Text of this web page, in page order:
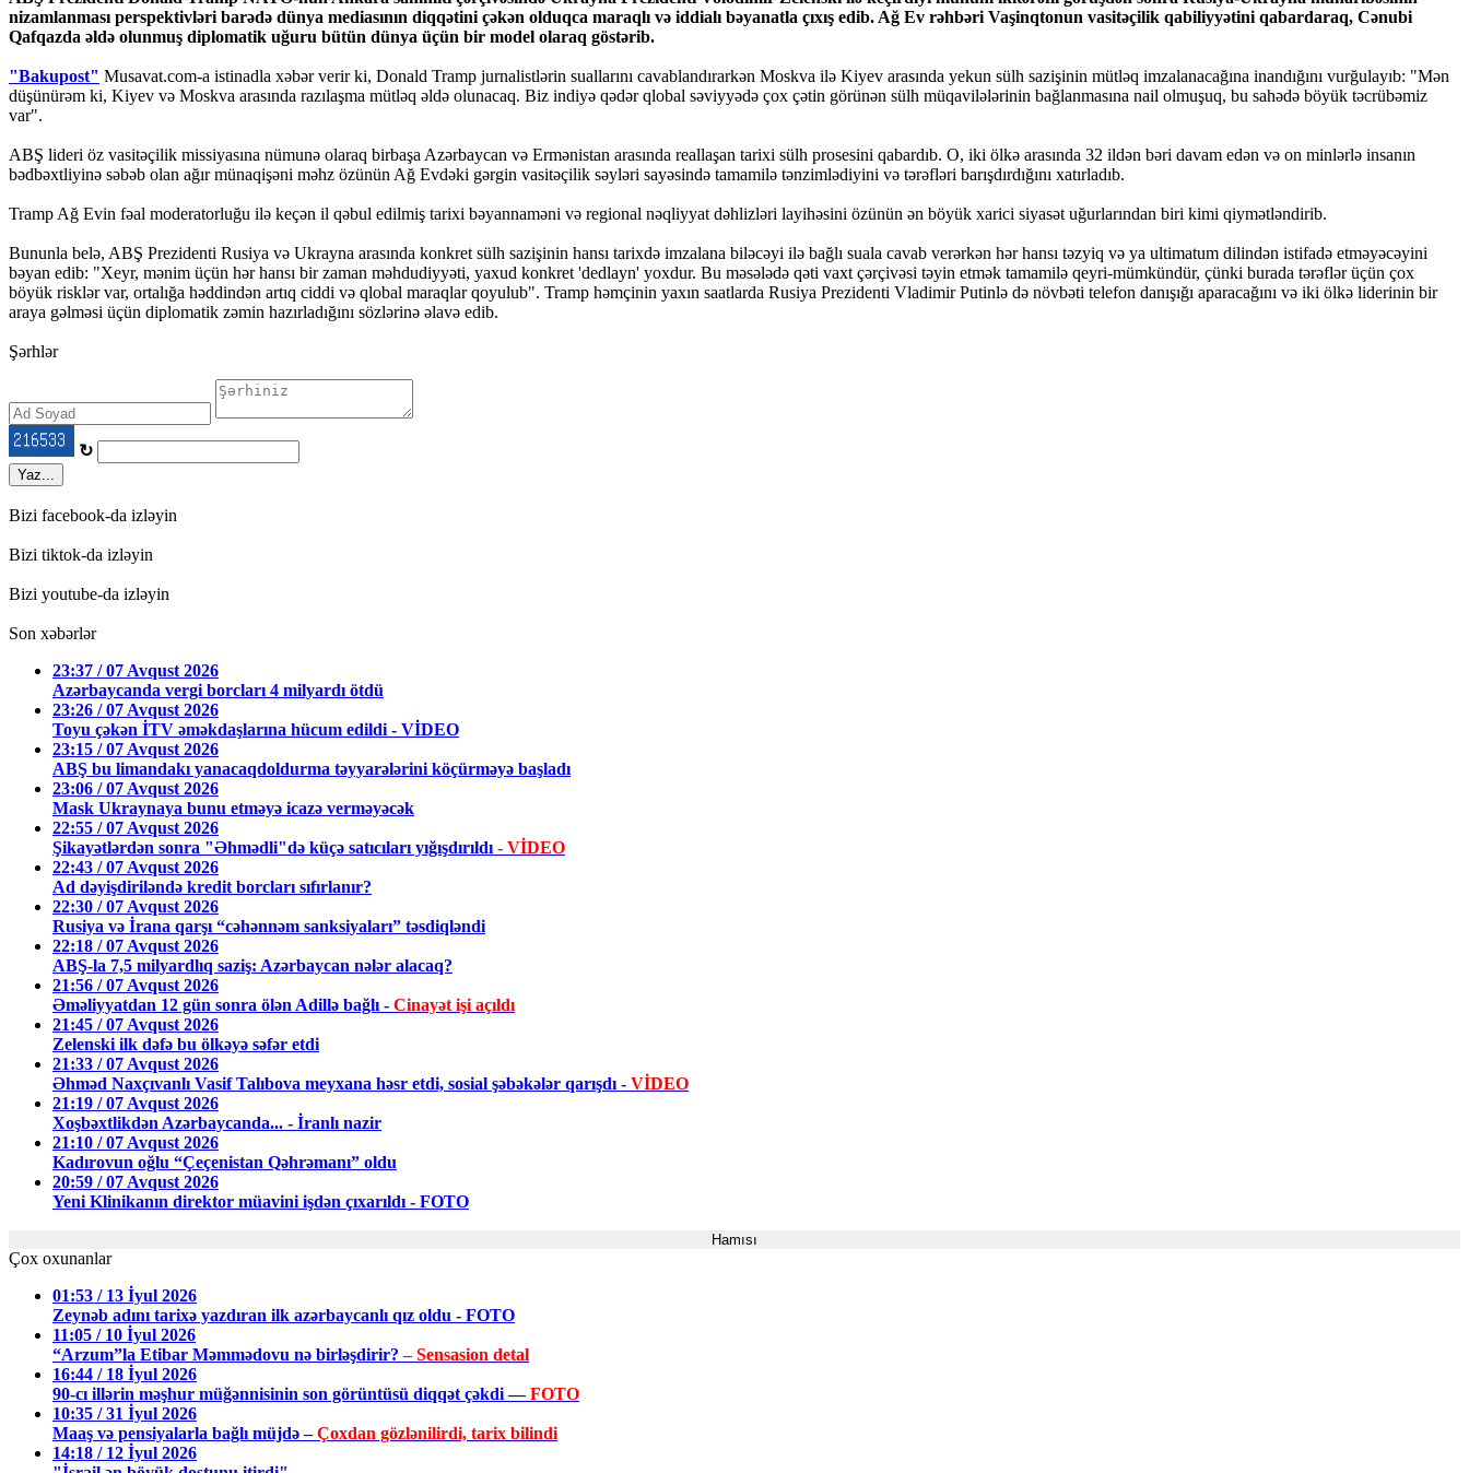
nizamlanması perspektivləri barədə dünya mediasının diqqətini çəkən olduqca maraqlı və iddialı bəyanatla çıxış edib. Ağ Ev rəhbəri Vaşinqtonun vasitəçilik qabiliyyətini qabardaraq, Cənubi
Qafqazda əldə olunmuş diplomatik uğuru bütün dünya üçün bir model olaraq göstərib.
"Bakupost" Musavat.com-a istinadla xəbər verir ki, Donald Tramp jurnalistlərin suallarını cavablandırarkən Moskva ilə Kiyev arasında yekun sülh sazişinin mütləq imzalanacağına inandığını vurğulayıb: "Mən
düşünürəm ki, Kiyev və Moskva arasında razılaşma mütləq əldə olunacaq. Biz indiyə qədər qlobal səviyyədə çox çətin görünən sülh müqavilələrinin bağlanmasına nail olmuşuq, bu sahədə böyük təcrübəmiz
var".
ABŞ lideri öz vasitəçilik missiyasına nümunə olaraq birbaşa Azərbaycan və Ermənistan arasında reallaşan tarixi sülh prosesini qabardıb. O, iki ölkə arasında 32 ildən bəri davam edən və on minlərlə insanın
bədbəxtliyinə səbəb olan ağır münaqişəni məhz özünün Ağ Evdəki gərgin vasitəçilik səyləri sayəsində tamamilə tənzimlədiyini və tərəfləri barışdırdığını xatırladıb.
Tramp Ağ Evin fəal moderatorluğu ilə keçən il qəbul edilmiş tarixi bəyannaməni və regional nəqliyyat dəhlizləri layihəsini özünün ən böyük xarici siyasət uğurlarından biri kimi qiymətləndirib.
Bununla belə, ABŞ Prezidenti Rusiya və Ukrayna arasında konkret sülh sazişinin hansı tarixdə imzalana biləcəyi ilə bağlı suala cavab verərkən hər hansı təzyiq və ya ultimatum dilindən istifadə etməyəcəyini
bəyan edib: "Xeyr, mənim üçün hər hansı bir zaman məhdudiyyəti, yaxud konkret 'dedlayn' yoxdur. Bu məsələdə qəti vaxt çərçivəsi təyin etmək tamamilə qeyri-mümkündür, çünki burada tərəflər üçün çox
böyük risklər var, ortalığa həddindən artıq ciddi və qlobal maraqlar qoyulub". Tramp həmçinin yaxın saatlarda Rusiya Prezidenti Vladimir Putinlə də növbəti telefon danışığı aparacağını və iki ölkə liderinin bir
araya gəlməsi üçün diplomatik zəmin hazırladığını sözlərinə əlavə edib.
Şərhlər
↻
Yaz...
Bizi facebook-da izləyin
Bizi tiktok-da izləyin
Bizi youtube-da izləyin
Son xəbərlər
23:37 / 07 Avqust 2026
Azərbaycanda vergi borcları 4 milyardı ötdü
23:26 / 07 Avqust 2026
Toyu çəkən İTV əməkdaşlarına hücum edildi - VİDEO
23:15 / 07 Avqust 2026
ABŞ bu limandakı yanacaqdoldurma təyyarələrini köçürməyə başladı
23:06 / 07 Avqust 2026
Mask Ukraynaya bunu etməyə icazə verməyəcək
22:55 / 07 Avqust 2026
Şikayətlərdən sonra "Əhmədli"də küçə satıcıları yığışdırıldı - VİDEO
22:43 / 07 Avqust 2026
Ad dəyişdiriləndə kredit borcları sıfırlanır?
22:30 / 07 Avqust 2026
Rusiya və İrana qarşı “cəhənnəm sanksiyaları” təsdiqləndi
22:18 / 07 Avqust 2026
ABŞ-la 7,5 milyardlıq saziş: Azərbaycan nələr alacaq?
21:56 / 07 Avqust 2026
Əməliyyatdan 12 gün sonra ölən Adillə bağlı - Cinayət işi açıldı
21:45 / 07 Avqust 2026
Zelenski ilk dəfə bu ölkəyə səfər etdi
21:33 / 07 Avqust 2026
Əhməd Naxçıvanlı Vasif Talıbova meyxana həsr etdi, sosial şəbəkələr qarışdı - VİDEO
21:19 / 07 Avqust 2026
Xoşbəxtlikdən Azərbaycanda... - İranlı nazir
21:10 / 07 Avqust 2026
Kadırovun oğlu “Çeçenistan Qəhrəmanı” oldu
20:59 / 07 Avqust 2026
Yeni Klinikanın direktor müavini işdən çıxarıldı - FOTO
Hamısı
Çox oxunanlar
01:53 / 13 İyul 2026
Zeynəb adını tarixə yazdıran ilk azərbaycanlı qız oldu - FOTO
11:05 / 10 İyul 2026
“Arzum”la Etibar Məmmədovu nə birləşdirir?– Sensasion detal
16:44 / 18 İyul 2026
90-cı illərin məşhur müğənnisinin son görüntüsü diqqət çəkdi —FOTO
10:35 / 31 İyul 2026
Maaş və pensiyalarla bağlı müjdə –Çoxdan gözlənilirdi, tarix bilindi
14:18 / 12 İyul 2026